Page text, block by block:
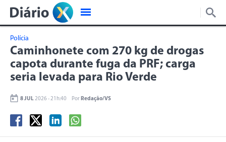
Polícia
Caminhonete com 270 kg de drogas
capota durante fuga da PRF; carga
seria levada para Rio Verde
8 JUL2026 - 21h:40 Por Redação/VS